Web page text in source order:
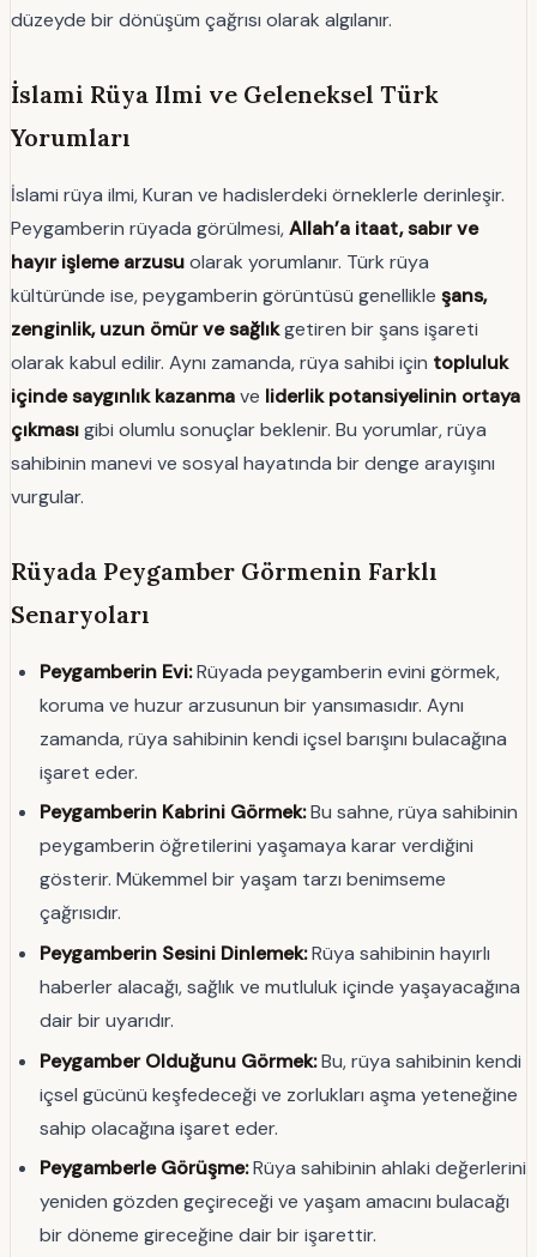
düzeyde bir dönüşüm çağrısı olarak algılanır.
İslami Rüya Ilmi ve Geleneksel Türk
Yorumları
İslami rüya ilmi, Kuran ve hadislerdeki örneklerle derinleşir.
Peygamberin rüyada görülmesi,Allah’a itaat, sabır ve
hayır işleme arzusuolarak yorumlanır. Türk rüya
kültüründe ise, peygamberin görüntüsü genellikle şans,
zenginlik, uzun ömür ve sağlıkgetiren bir şans işareti
olarak kabul edilir. Aynı zamanda, rüya sahibi için topluluk
içinde saygınlık kazanmave liderlik potansiyelinin ortaya
çıkmasıgibi olumlu sonuçlar beklenir. Bu yorumlar, rüya
sahibinin manevi ve sosyal hayatında bir denge arayışını
vurgular.
Rüyada Peygamber Görmenin Farklı
Senaryoları
Peygamberin Evi:Rüyada peygamberin evini görmek,
koruma ve huzur arzusunun bir yansımasıdır. Aynı
zamanda, rüya sahibinin kendi içsel barışını bulacağına
işaret eder.
Peygamberin Kabrini Görmek:Bu sahne, rüya sahibinin
peygamberin öğretilerini yaşamaya karar verdiğini
gösterir. Mükemmel bir yaşam tarzı benimseme
çağrısıdır.
Peygamberin Sesini Dinlemek:Rüya sahibinin hayırlı
haberler alacağı, sağlık ve mutluluk içinde yaşayacağına
dair bir uyarıdır.
Peygamber Olduğunu Görmek:Bu, rüya sahibinin kendi
içsel gücünü keşfedeceği ve zorlukları aşma yeteneğine
sahip olacağına işaret eder.
Peygamberle Görüşme:Rüya sahibinin ahlaki değerlerini
yeniden gözden geçireceği ve yaşam amacını bulacağı
bir döneme gireceğine dair bir işarettir.